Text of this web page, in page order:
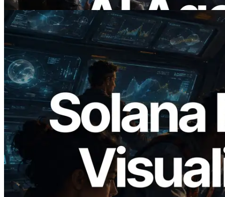
Baca artikel ini
2026.05.24
Validators Solutions Meluncurkan Solana
Block Analyzer — Memvisualisasikan
Waktu Produksi Blok per Slot dan
Validator yang Ditugaskan